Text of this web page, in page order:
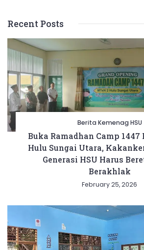
Recent Posts
Berita Kemenag HSU
Buka Ramadhan Camp 1447
Hulu Sungai Utara,
Generasi HSU Harus
Berakhlak
February 25, 2026